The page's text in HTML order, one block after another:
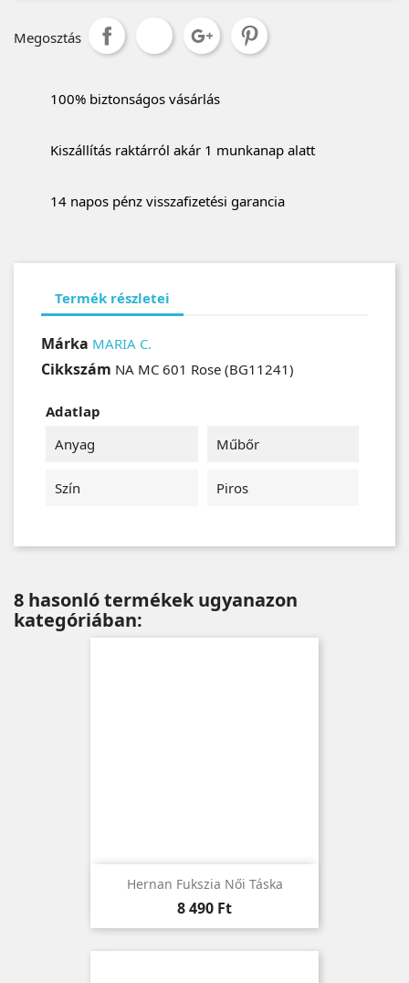
Megosztás
100% biztonságos vásárlás
Kiszállítás raktárról akár 1 munkanap alatt
14 napos pénz visszafizetési garancia
Termék részletei
Márka MARIA C.
Cikkszám NA MC 601 Rose (BG11241)
Adatlap
Anyag
Műbőr
Szín Piros
8 hasonló termékek ugyanazon
kategóriában:
Hernan Fukszia Női Táska
Ár
8 490 Ft